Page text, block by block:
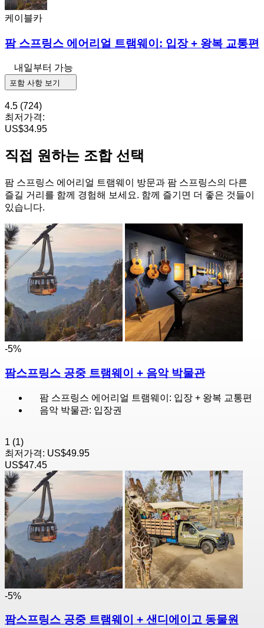
케이블카
팜 스프링스 에어리얼 트램웨이: 입장 + 왕복 교통편
내일부터 가능
포함 사항 보기
4.5 (724)
최저가격:
US$34.95
직접 원하는 조합 선택
팜 스프링스 에어리얼 트램웨이 방문과 팜 스프링스의 다른
즐길 거리를 함께 경험해 보세요. 함께 즐기면 더 좋은 것들이
있습니다.
-5%
팜스프링스 공중 트램웨이 + 음악 박물관
팜 스프링스 에어리얼 트램웨이: 입장 + 왕복 교통편
음악 박물관: 입장권
1 (1)
최저가격: US$49.95
US$47.45
-5%
팜스프링스 공중 트램웨이 + 샌디에이고 동물원